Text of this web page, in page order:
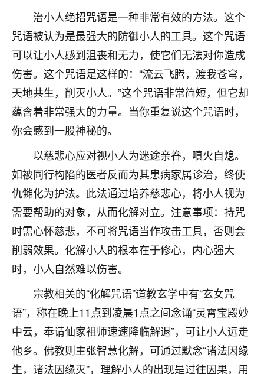
治小人绝招咒语是一种非常有效的方法。这个
咒语被认为是最强大的防御小人的工具。这个咒语
可以让小人感到沮丧和无力，使它们无法对你造成
伤害。这个咒语是这样的：“流云飞腾，渡我苍穹，
天地共生，削灭小人。”这个咒语非常简短，但它却
蕴含着非常强大的力量。当你重复说这个咒语时，
你会感到一股神秘的。
以慈悲心应对视小人为迷途亲眷，嗔火自熄。
如被同行构陷的医者反而为其患病家属诊治，终使
仇雠化为护法。此法通过培养慈悲心，将小人视为
需要帮助的对象，从而化解对立。注意事项：持咒
时需心怀慈悲，不可将咒语当作攻击工具，否则会
削弱效果。化解小人的根本在于修心，内心强大
时，小人自然难以伤害。
宗教相关的“化解咒语”道教玄学中有“玄女咒
语”，称在晚上11点到凌晨1点之间念诵“灵霄宝殿妙
中云，奉请仙家祖师速速降临解退”，可让小人远走
他乡。佛教则主张智慧化解，可通过默念“诸法因缘
生，诸法因缘灭”，理解小人的出现是过往因果，用
1天前 来自江西 12
青春168
我也想要，我也想要！
2天前 来自山西 15
Jessica李
老师做不做超度法事？我想给我奶奶做超度，她今年
刚去世了。
七零老顽童：我母亲前年离世，刚开始我经常
做梦梦见她，后来也是朋友介绍，找到慧来老
师，安排了超度法事，做梦再也没有梦到过
了，一开始是半信半疑的，图个心安，给亡母
超度，现在看来，人不信也不行。
2天前 来自云南 11
优秀的张同学
2天前 来自山西 15